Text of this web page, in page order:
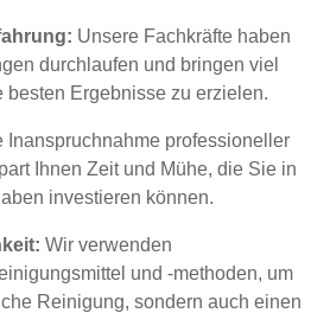
Unsere Fachkräfte haben
durchlaufen und bringen viel
besten Ergebnisse zu erzielen.
Inanspruchnahme professioneller
Ihnen Zeit und Mühe, die Sie in
investieren können.
Wir verwenden
und -methoden, um
Reinigung, sondern auch einen